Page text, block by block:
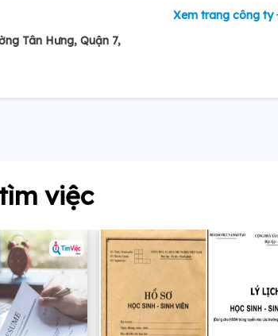
Tân Hưng, Quận 7,
Xem trang công ty
việc